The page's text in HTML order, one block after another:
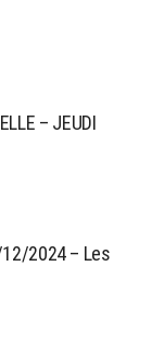
– JEUDI
2024 – Les